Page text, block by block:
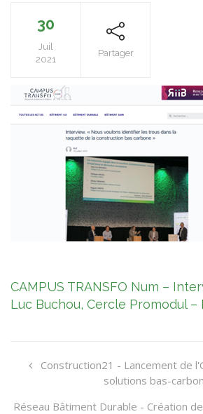
30
Juil
2021
Partager
CAMPUS TRANSFO Num –
Luc Buchou, Cercle Promodul –
Construction21 - Lancement de
solutions bas-
Réseau Bâtiment Durable - Création